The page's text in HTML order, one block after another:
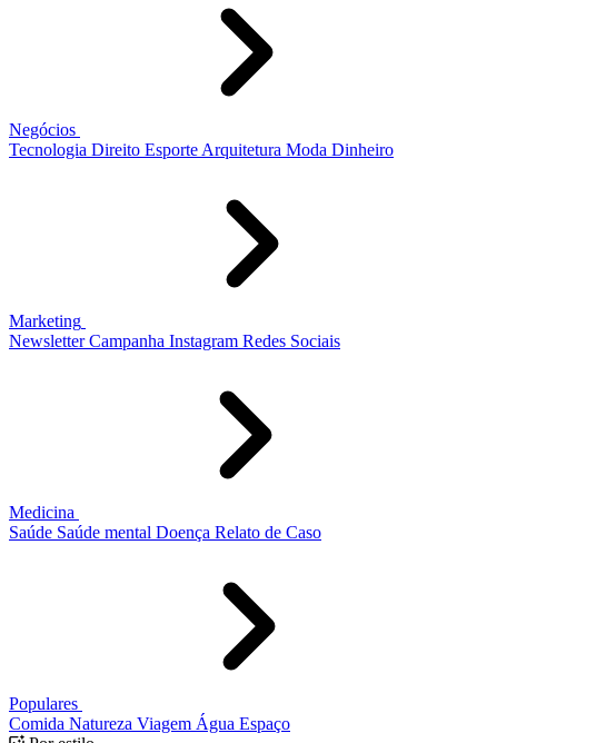
Negócios
Tecnologia Direito Esporte Arquitetura Moda Dinheiro
Marketing
Newsletter Campanha Instagram Redes Sociais
Medicina
Saúde Saúde mental Doença Relato de Caso
Populares
Comida Natureza Viagem Água Espaço